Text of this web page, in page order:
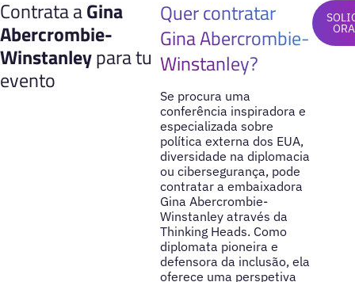
Contrata aGina
Abercrombie-
Winstanleypara tu
evento
Quer contratar
Gina Abercrombie-
Winstanley?
Se procura uma
conferência inspiradora e
especializada sobre
política externa dos EUA,
diversidade na diplomacia
ou cibersegurança, pode
contratar a embaixadora
Gina Abercrombie-
Winstanley através da
Thinking Heads. Como
diplomata pioneira e
defensora da inclusão, ela
oferece uma perspetiva